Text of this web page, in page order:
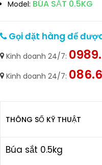
Model: BÚA SẮT 0.5KG
Gọi đặt hàng để
Kinh doanh 24/7:
Kinh doanh 24/7:
THÔNG SỐ KỸ THUẬT
Búa sắt 0.5kg